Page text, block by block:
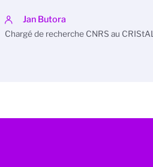
Jan Butora
Chargé de recherche CNRS au CRIStAL